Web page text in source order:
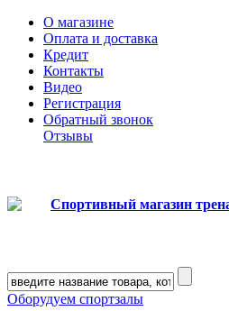
О магазине
Оплата и доставка
Кредит
Контакты
Видео
Регистрация
Обратный звонок
Отзывы
Оборудуем спортзалы